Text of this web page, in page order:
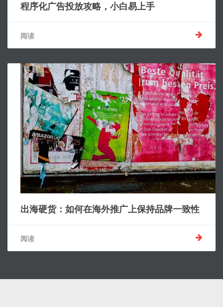
程序化广告投放攻略，小白易上手
阅读
出海硬货：如何在海外推广上保持品牌一致性
阅读